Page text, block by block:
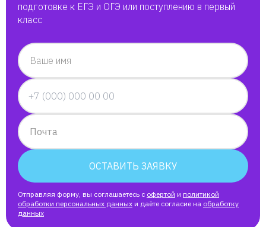
подготовке к ЕГЭ и ОГЭ или поступлению в первый
класс
Ваше имя
Почта
ОСТАВИТЬ ЗАЯВКУ
Отправляя форму, вы соглашаетесь с офертой и политикой
обработки персональных данных и даёте согласие на обработку
данных